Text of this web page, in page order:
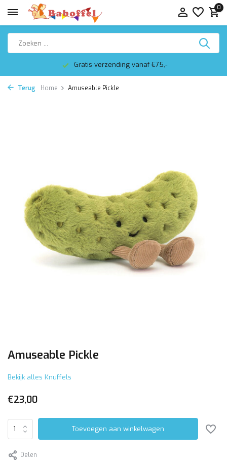
0
Gratis verzending vanaf €75,-
Terug Home Amuseable Pickle
Amuseable Pickle
Bekijk alles Knuffels
€23,00
Toevoegen aan winkelwagen
Delen